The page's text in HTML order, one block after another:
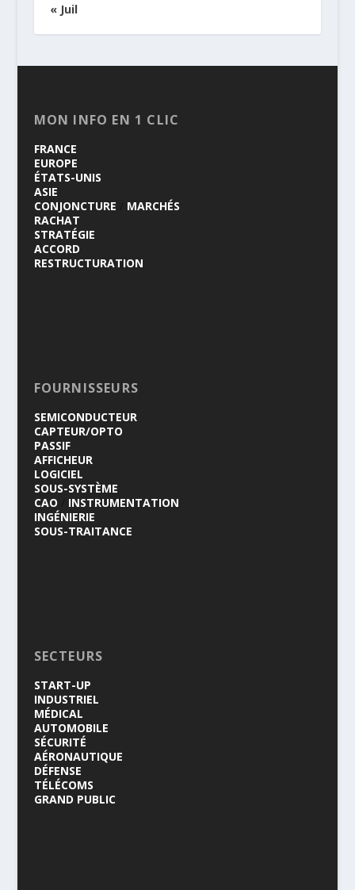
« Juil
MON INFO EN 1 CLIC
FRANCE
EUROPE
ÉTATS-UNIS
ASIE
CONJONCTURE
MARCHÉS
RACHAT
STRATÉGIE
ACCORD
RESTRUCTURATION
FOURNISSEURS
SEMICONDUCTEUR
CAPTEUR/OPTO
PASSIF
AFFICHEUR
LOGICIEL
SOUS-SYSTÈME
CAO
INSTRUMENTATION
INGÉNIERIE
SOUS-TRAITANCE
SECTEURS
START-UP
INDUSTRIEL
MÉDICAL
AUTOMOBILE
SÉCURITÉ
AÉRONAUTIQUE
DÉFENSE
TÉLÉCOMS
GRAND PUBLIC